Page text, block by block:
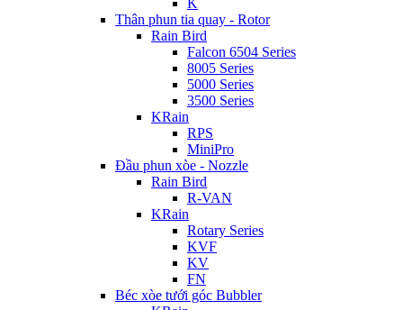
K
Thân phun tia quay - Rotor
Rain Bird
Falcon 6504 Series
8005 Series
5000 Series
3500 Series
KRain
RPS
MiniPro
Đầu phun xòe - Nozzle
Rain Bird
R-VAN
KRain
Rotary Series
KVF
KV
FN
Béc xòe tưới góc Bubbler